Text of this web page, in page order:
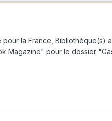
la France, Bibliothèque(s)
Magazine" pour le dossier